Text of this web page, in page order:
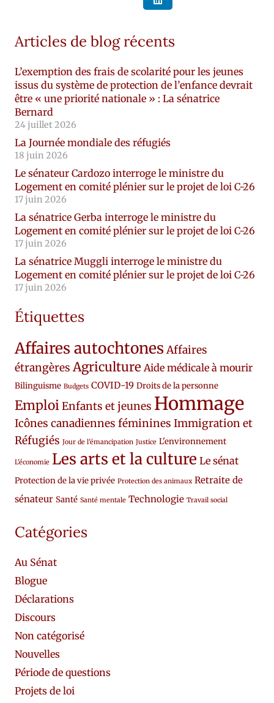
Articles de blog récents
L’exemption des frais de scolarité pour les jeunes
issus du système de protection de l’enfance devrait
être « une priorité nationale » : La sénatrice
Bernard
24 juillet 2026
La Journée mondiale des réfugiés
18 juin 2026
Le sénateur Cardozo interroge le ministre du
Logement en comité plénier sur le projet de loi C-26
17 juin 2026
La sénatrice Gerba interroge le ministre du
Logement en comité plénier sur le projet de loi C-26
17 juin 2026
La sénatrice Muggli interroge le ministre du
Logement en comité plénier sur le projet de loi C-26
17 juin 2026
Étiquettes
Affaires autochtones Affaires
étrangères Agriculture Aide médicale à mourir
Bilinguisme Budgets COVID-19 Droits de la personne
EmploiEnfants et jeunes Hommage
Icônes canadiennes féminines Immigration et
Réfugiés Jour de l'émancipation Justice L'environnement
L'économie Les arts et la culture Le sénat
Protection de la vie privée Protection des animaux Retraite de
sénateur Santé Santé mentale Technologie Travail social
Catégories
Au Sénat
Blogue
Déclarations
Discours
Non catégorisé
Nouvelles
Période de questions
Projets de loi